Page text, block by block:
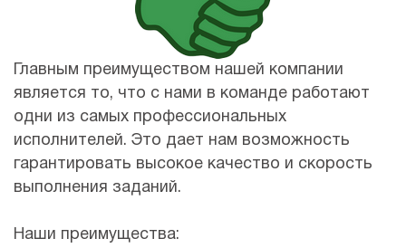
Главным преимуществом нашей компании
является то, что с нами в команде работают
одни из самых профессиональных
исполнителей. Это дает нам возможность
гарантировать высокое качество и скорость
выполнения заданий.
Наши преимущества: